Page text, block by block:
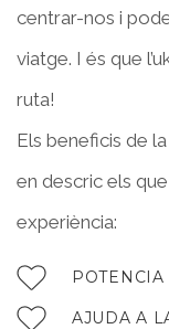
centrar-nos i
viatge. I és que
ruta!
Els beneficis de
en descric els
experiència:
POTENCIA
AJUDA A